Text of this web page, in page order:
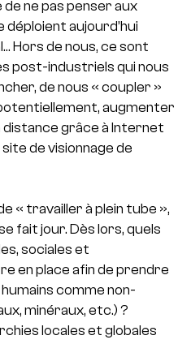
de ne pas penser aux
déploient aujourd’hui
Hors de nous, ce sont
post-industriels qui nous
de nous « coupler »
augmenter
distance grâce à Internet
de visionnage de
« travailler à plein tube »,
fait jour. Dès lors, quels
sociales et
en place afin de prendre
comme non-
minéraux, etc.) ?
locales et globales